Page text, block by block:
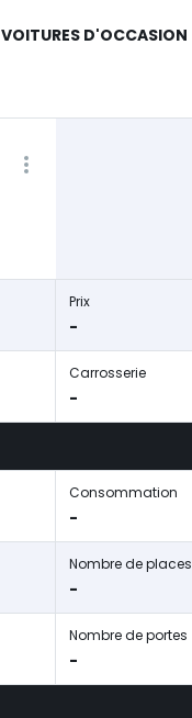
VOITURES D'OCCASION
Prix
-
Carrosserie
-
Consommation
-
Nombre de places
-
Nombre de portes
-